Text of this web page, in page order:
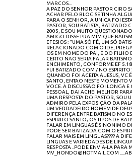
MARCOS...
A PAZ DO SENHOR PASTOR CIRO
ACHAR PELO BLOG SE TINHA
PARA O SENHOR, A UNICA FOI
PASTOR, SOU BATISTA, BATIZADO
2005, E SOU MUITO
AMIGO DISSE PRA MIM QUE
EFESIOS : "UMA SÓ FÉ, UM SÓ
RELACIONADO COM O IDE,
OS EM NOME DO PAI, E DO FILHO
CERTO NAO SERIA FALAR
ENCHIMENTO, CONFORME EF
FUI BATIZADO COM / NO ESPIRITO
QUANDO FOI ACEITA A JESUS, VC
SANTO, ENTAO NESTE MOMENTO
VOCE. A DISCUSSÄO FOI LONGA
PESSOAL, DAI ACHEI MELHOR
UMA RESPOSTA DO PASTOR, SOU
ADMIRO PELA EXPOSIÇÄO DA
UM VERDADEIRO HOMEM DE
DIFERENÇA ENTRE BATISMO NO
ESPIRITO SANTO; OS TIPOS DE
FALAR EM LINGUAS É SINONIMO
PODE SER BATIZADA COM O
FALAR MAIS EM LINGUAS???? A
LINGUAS E VARIEDADES DE
RESPOSTA ..PODE ENVIA-LA PARA
MV_HONDO@HOTMAIL.COM